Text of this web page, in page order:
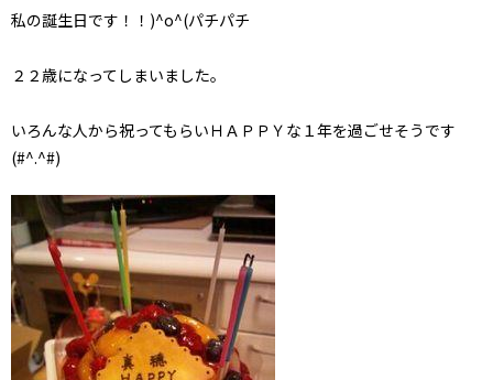
私の誕生日です！！)^o^(パチパチ
２２歳になってしまいました。
いろんな人から祝ってもらいＨＡＰＰＹな１年を過ごせそうです
(#^.^#)